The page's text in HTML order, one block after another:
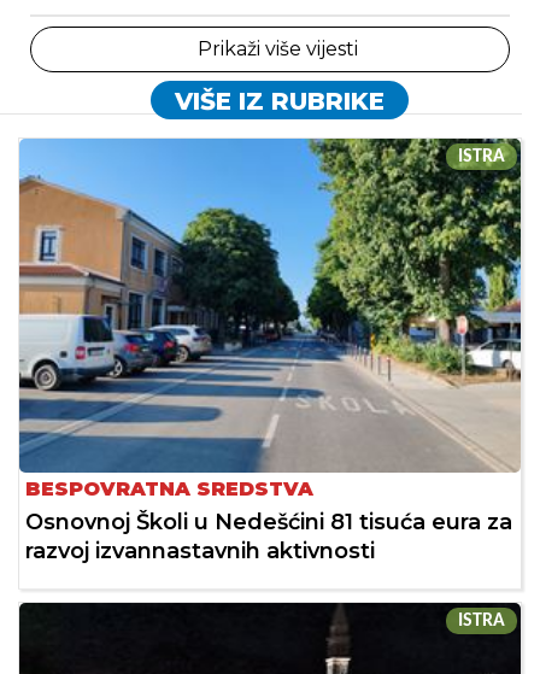
Prikaži više vijesti
VIŠE IZ RUBRIKE
ISTRA
BESPOVRATNA SREDSTVA
Osnovnoj Školi u Nedešćini 81 tisuća eura za
razvoj izvannastavnih aktivnosti
ISTRA